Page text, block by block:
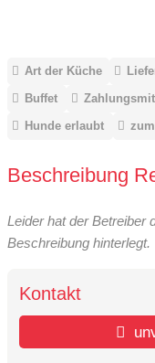
Art der Küche
Buffet
Hunde erlaubt
Beschreibung
Leider hat der Betreiber
Beschreibung hinterlegt.
Kontakt